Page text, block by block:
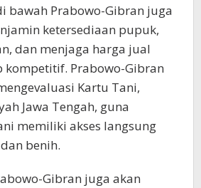
bawah Prabowo-Gibran juga
ketersediaan pupuk,
dan menjaga harga jual
kompetitif. Prabowo-Gibran
Kartu Tani,
Jawa Tengah, guna
memiliki akses langsung
benih.
Gibran juga akan